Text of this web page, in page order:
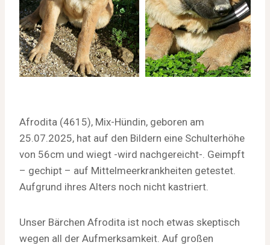
Afrodita (4615), Mix-Hündin, geboren am
25.07.2025, hat auf den Bildern eine Schulterhöhe
von 56cm und wiegt -wird nachgereicht-. Geimpft
– gechipt – auf Mittelmeerkrankheiten getestet.
Aufgrund ihres Alters noch nicht kastriert.
Unser Bärchen Afrodita ist noch etwas skeptisch
wegen all der Aufmerksamkeit. Auf großen